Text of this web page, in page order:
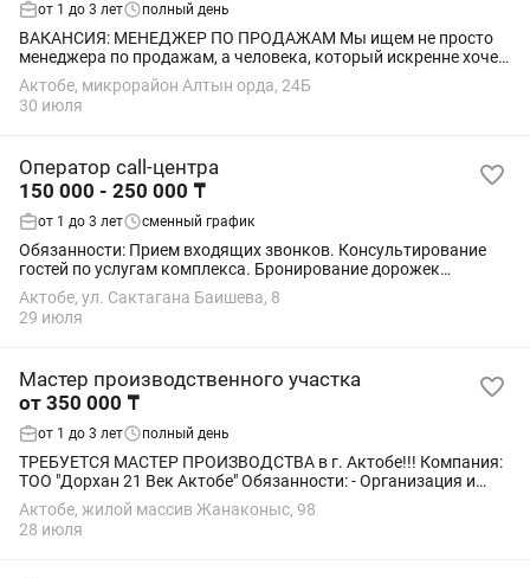
от 1 до 3 лет полный день
ВАКАНСИЯ: МЕНЕДЖЕР ПО ПРОДАЖАМ Мы ищем не просто
менеджера по продажам, а человека, который искренне хочет
помогать родителям выбирать лучшее образование и
развитие для своих детей. Что нужно...
Актобе, микрорайон Алтын орда, 24Б
30 июля
Оператор call-центра
150 000 - 250 000 ₸
от 1 до 3 лет сменный график
Обязанности: Прием входящих звонков. Консультирование
гостей по услугам комплекса. Бронирование дорожек
боулинга и столиков. Прием заказов и обработка сообщений
в . Подтверждение и сопровождение...
Актобе, ул. Сактагана Баишева, 8
29 июля
Мастер производственного участка
от 350 000 ₸
от 1 до 3 лет полный день
ТРЕБУЕТСЯ МАСТЕР ПРОИЗВОДСТВА в г. Актобе!!! Компания:
ТОО "Дорхан 21 Век Актобе" Обязанности: - Организация и
контроль работы смены/участка сборки секционных ворот и
роллетных систем. -...
Актобе, жилой массив Жанаконыс, 98
28 июля